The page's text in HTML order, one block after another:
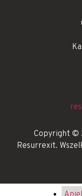
Copyright ©
Resurrexit.